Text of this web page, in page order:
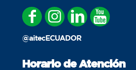
@aitecECUADOR
Horario de Atención